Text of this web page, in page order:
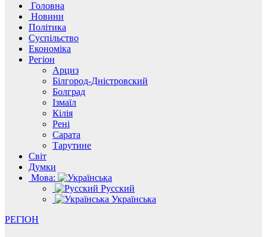
Головна
Новини
Політика
Суспільство
Економіка
Регіон
Арциз
Білгород-Дністровский
Болград
Ізмаїл
Кілія
Рені
Сарата
Тарутине
Світ
Думки
Мова:
Русский
Українська
РЕГІОН